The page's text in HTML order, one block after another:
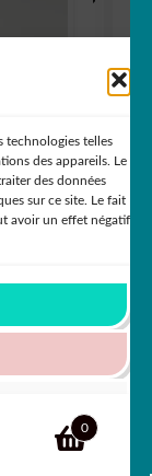
technologies telles
des appareils. Le
des données
sur ce site. Le fait
avoir un effet négatif
0